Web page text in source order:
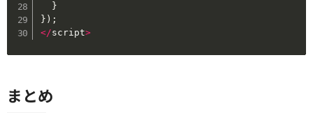
}
} ) ;
</script>
まとめ